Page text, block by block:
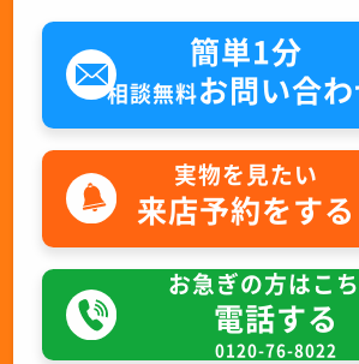
簡単1分
相談無料お問い合
実物を見たい
来店予約をする
お急ぎの方はこ
電話する
0120-76-8022